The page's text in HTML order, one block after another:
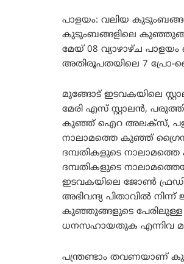
പാളയം: വലിയ
കുടുംബങ്ങളിലെ
മേയ് 08 വ്യാഴാഴ്ച
അതിരൂപതയിലെ 7
മുങ്ങോട് ഇടവകയിലെ
മേരി എസ് സ്റ്റാലന്‍,
കുഞ്ഞ് ഐറ അലക്സ്,
നാലാമത്തെ കുഞ്ഞ്
ദമ്പതികളുടെ
ദമ്പതികളുടെ
ഇടവകയിലെ ജോൺ
അഭിവന്ദ്യ പിതാവില്‍
കുഞ്ഞുങ്ങളുടെ പേരിലുള്ള
ധനസഹായതുക എന്നിവ
പന്ത്രണ്ടാം തവണയാണ്‌